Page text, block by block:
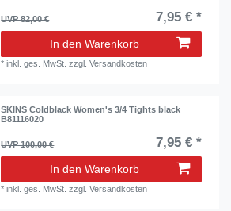
UVP 82,00 € 7,95 € *
In den Warenkorb
*inkl. ges. MwSt. zzgl.Versandkosten
SKINS Coldblack Women's 3/4 Tights black
B81116020
UVP 100,00 € 7,95 € *
In den Warenkorb
*inkl. ges. MwSt. zzgl.Versandkosten